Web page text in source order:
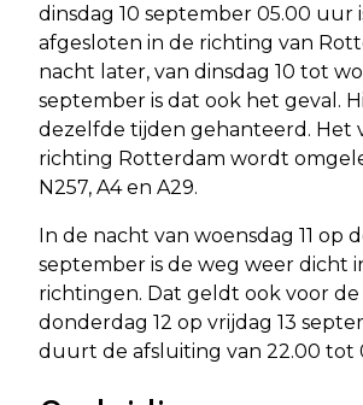
dinsdag 10 september 05.00 uur
afgesloten in de richting van
nacht later, van dinsdag 10 tot
september is dat ook het geval.
dezelfde tijden gehanteerd. Het
richting Rotterdam wordt
N257, A4 en A29.
In de nacht van woensdag 11 op
september is de weg weer dicht
richtingen. Dat geldt ook voor
donderdag 12 op vrijdag 13
duurt de afsluiting van 22.00 tot